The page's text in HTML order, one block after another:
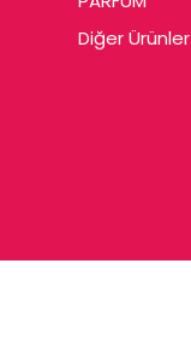
Diğer Ürünler